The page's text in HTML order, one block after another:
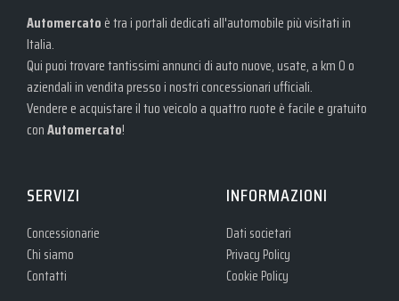
Automercato è tra i portali dedicati all'automobile più visitati in
Italia.
Qui puoi trovare tantissimi annunci di auto nuove, usate, a km 0 o
aziendali in vendita presso i nostri concessionari ufficiali.
Vendere e acquistare il tuo veicolo a quattro ruote è facile e gratuito
conAutomercato!
SERVIZI
Concessionarie
Chi siamo
Contatti
INFORMAZIONI
Dati societari
Privacy Policy
Cookie Policy